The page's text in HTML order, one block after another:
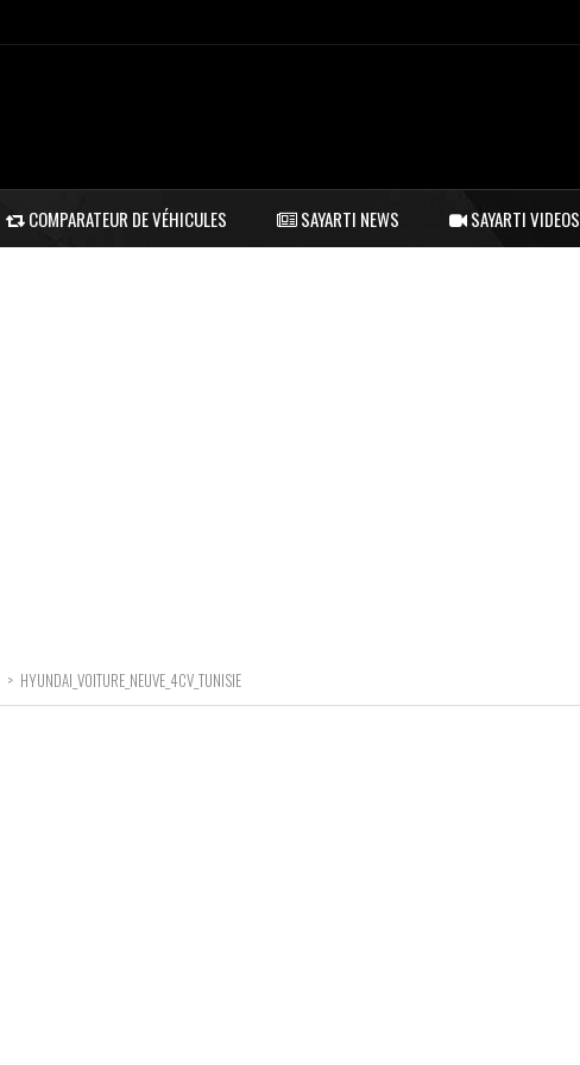
COMPARATEUR DE VÉHICULES SAYARTI NEWS SAYARTI VIDEOS
> HYUNDAI_VOITURE_NEUVE_4CV_TUNISIE